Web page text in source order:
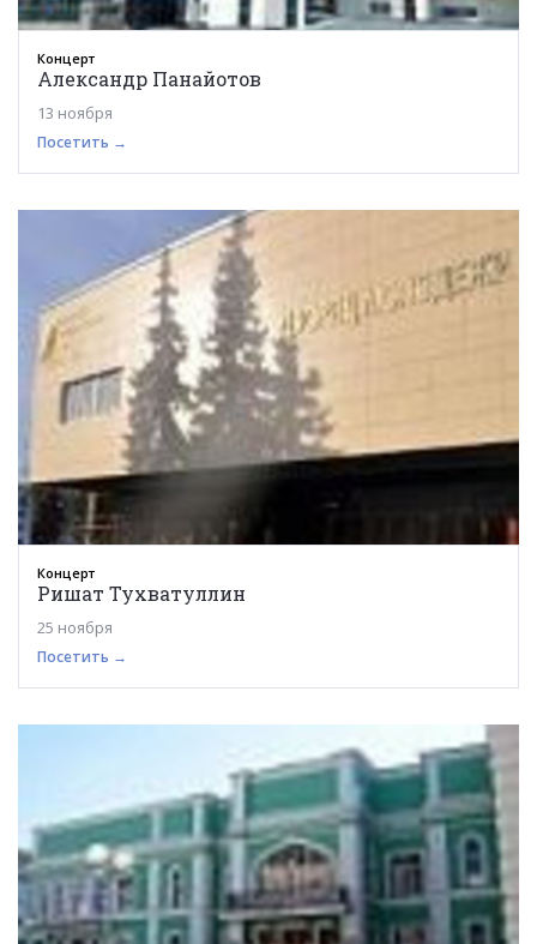
Концерт
Александр Панайотов
13 ноября
Посетить →
Концерт
Ришат Тухватуллин
25 ноября
Посетить →